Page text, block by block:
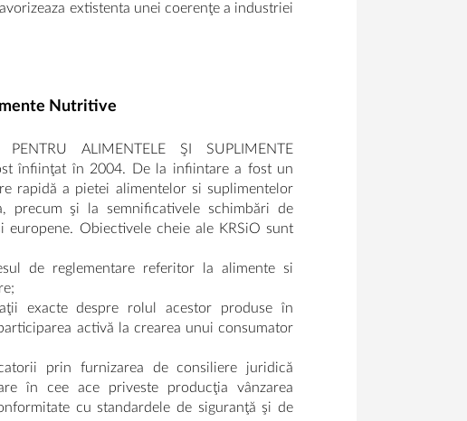
extistenta unei coerenţe a industriei
Nutritive
PENTRU ALIMENTELE ŞI SUPLIMENTE
înfiinţat în 2004. De la infiintare a fost un
rapidă a pietei alimentelor si suplimentelor
precum şi la semnificativele schimbări de
europene. Obiectivele cheie ale KRSiO sunt
de reglementare referitor la alimente si
exacte despre rolul acestor produse în
activă la crearea unui consumator
prin furnizarea de consiliere juridică
în cee ace priveste producţia vânzarea
cu standardele de siguranţă şi de